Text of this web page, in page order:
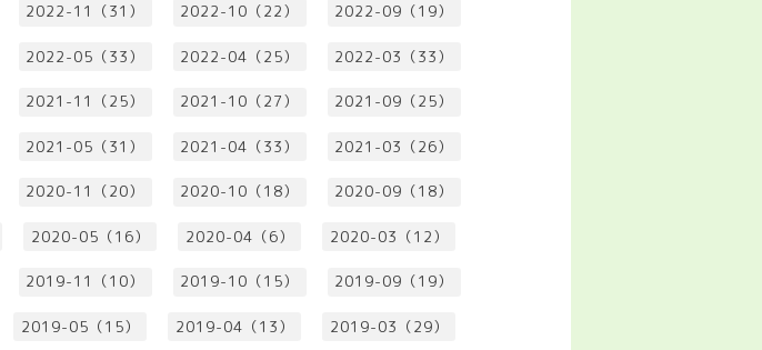
2022-11（31） 2022-10（22） 2022-09（19）
2022-05（33） 2022-04（25） 2022-03（33）
2021-11（25） 2021-10（27） 2021-09（25）
2021-05（31） 2021-04（33） 2021-03（26）
2020-11（20） 2020-10（18） 2020-09（18）
2020-05（16） 2020-04（6） 2020-03（12）
2019-11（10） 2019-10（15） 2019-09（19）
2019-05（15） 2019-04（13） 2019-03（29）